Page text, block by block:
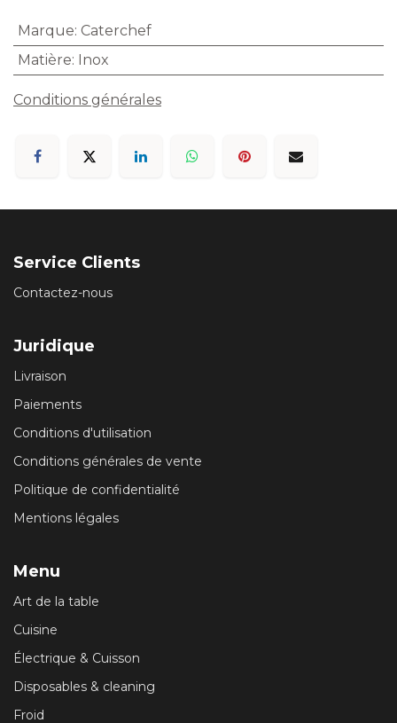
Marque: Caterchef
Matière: Inox
Conditions générales
Service Clients
Contactez-nous
Juridique
Livraison
Paiements
Conditions d'utilisation
Conditions générales de vente
Politique de confidentialité
Mentions légales
Menu
Art de la table
Cuisine
Électrique & Cuisson
Disposables & cleaning
Froid